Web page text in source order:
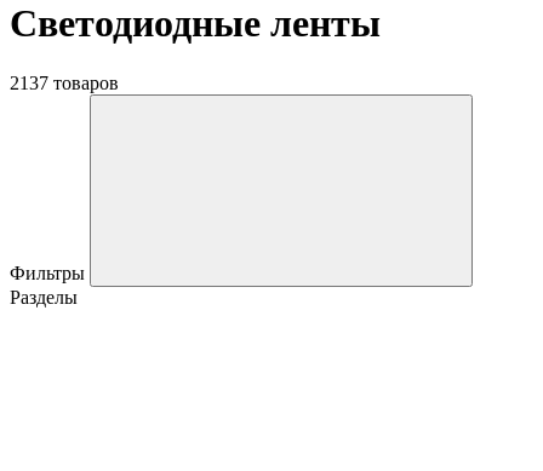
Светодиодные ленты
2137 товаров
Фильтры
Разделы